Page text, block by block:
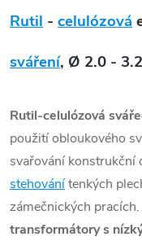
Rutil - celulózová
sváření, Ø 2.0 -
Rutil-celulózová
použití obloukového
svařování konstrukční
stehovánítenkých
zámečnických
transformátory s